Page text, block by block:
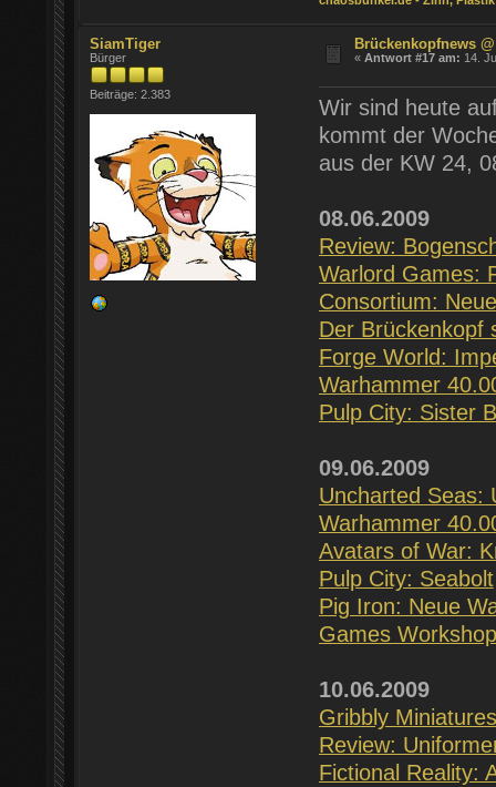
SiamTiger
Bürger
Beiträge: 2.383
Brückenkopfnews
«Antwort #17 am: 14.
Wir sind heute
kommt der
aus der KW 24,
08.06.2009
Review:
Warlord Games:
Consortium:
Der Brückenkopf
Forge World:
Warhammer
Pulp City: Sister
09.06.2009
Uncharted Seas:
Warhammer
Avatars of War:
Pulp City: Seabolt
Pig Iron: Neue
Games
10.06.2009
Gribbly
Review:
Fictional Reality: